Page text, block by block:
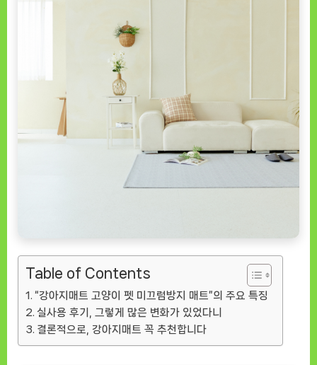
Table of Contents
“강아지매트 고양이 펫 미끄럼방지 매트”의 주요 특징
실사용 후기, 그렇게 많은 변화가 있었다니
결론적으로, 강아지매트 꼭 추천합니다